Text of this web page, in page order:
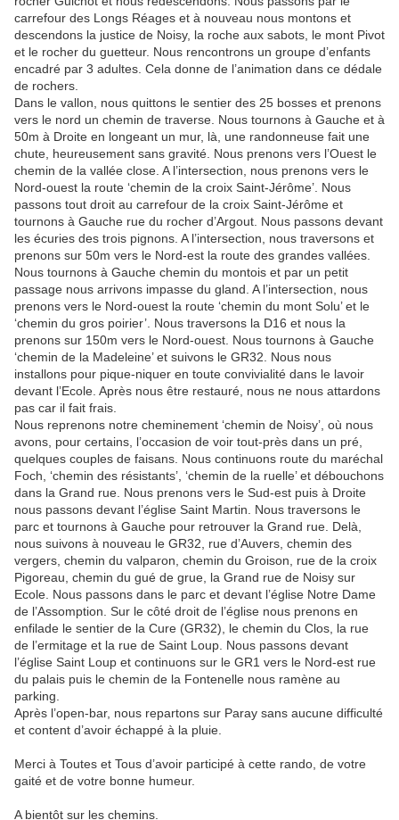
carrefour des Longs Réages et à nouveau nous montons et
descendons la justice de Noisy, la roche aux sabots, le mont Pivot
et le rocher du guetteur. Nous rencontrons un groupe d’enfants
encadré par 3 adultes. Cela donne de l’animation dans ce dédale
de rochers.
Dans le vallon, nous quittons le sentier des 25 bosses et prenons
vers le nord un chemin de traverse. Nous tournons à Gauche et à
50m à Droite en longeant un mur, là, une randonneuse fait une
chute, heureusement sans gravité. Nous prenons vers l’Ouest le
chemin de la vallée close. A l’intersection, nous prenons vers le
Nord-ouest la route ‘chemin de la croix Saint-Jérôme’. Nous
passons tout droit au carrefour de la croix Saint-Jérôme et
tournons à Gauche rue du rocher d’Argout. Nous passons devant
les écuries des trois pignons. A l’intersection, nous traversons et
prenons sur 50m vers le Nord-est la route des grandes vallées.
Nous tournons à Gauche chemin du montois et par un petit
passage nous arrivons impasse du gland. A l’intersection, nous
prenons vers le Nord-ouest la route ‘chemin du mont Solu’ et le
‘chemin du gros poirier’. Nous traversons la D16 et nous la
prenons sur 150m vers le Nord-ouest. Nous tournons à Gauche
‘chemin de la Madeleine’ et suivons le GR32. Nous nous
installons pour pique-niquer en toute convivialité dans le lavoir
devant l’Ecole. Après nous être restauré, nous ne nous attardons
pas car il fait frais.
Nous reprenons notre cheminement ‘chemin de Noisy’, où nous
avons, pour certains, l’occasion de voir tout-près dans un pré,
quelques couples de faisans. Nous continuons route du maréchal
Foch, ‘chemin des résistants’, ‘chemin de la ruelle’ et débouchons
dans la Grand rue. Nous prenons vers le Sud-est puis à Droite
nous passons devant l’église Saint Martin. Nous traversons le
parc et tournons à Gauche pour retrouver la Grand rue. Delà,
nous suivons à nouveau le GR32, rue d’Auvers, chemin des
vergers, chemin du valparon, chemin du Groison, rue de la croix
Pigoreau, chemin du gué de grue, la Grand rue de Noisy sur
Ecole. Nous passons dans le parc et devant l’église Notre Dame
de l’Assomption. Sur le côté droit de l’église nous prenons en
enfilade le sentier de la Cure (GR32), le chemin du Clos, la rue
de l’ermitage et la rue de Saint Loup. Nous passons devant
l’église Saint Loup et continuons sur le GR1 vers le Nord-est rue
du palais puis le chemin de la Fontenelle nous ramène au
parking.
Après l’open-bar, nous repartons sur Paray sans aucune difficulté
et content d’avoir échappé à la pluie.
Merci à Toutes et Tous d’avoir participé à cette rando, de votre
gaité et de votre bonne humeur.
A bientôt sur les chemins.